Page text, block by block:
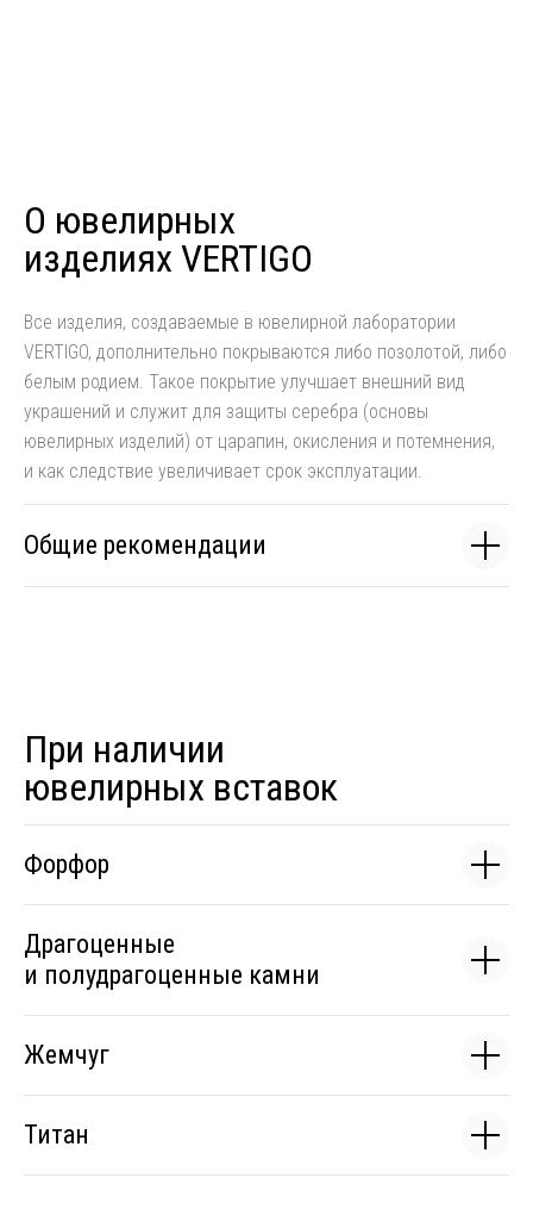
О ювелирных
изделиях VERTIGO
Все изделия, создаваемые в ювелирной лаборатории
VERTIGO, дополнительно покрываются либо позолотой, либо
белым родием. Такое покрытие улучшает внешний вид
украшений и служит для защиты серебра (основы
ювелирных изделий) от царапин, окисления и потемнения,
и как следствие увеличивает срок эксплуатации.
Общие рекомендации
При наличии
ювелирных вставок
Форфор
Драгоценные
и полудрагоценные камни
Жемчуг
Титан